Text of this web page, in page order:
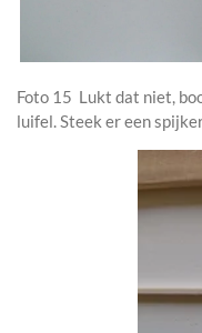
Foto 15 Lukt dat niet,
luifel. Steek er een